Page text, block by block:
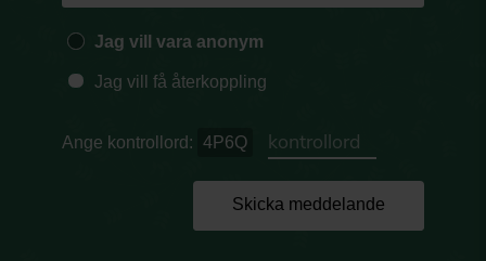
Jag vill vara anonym
Jag vill få återkoppling
Ange kontrollord: 4P6Q
Skicka meddelande